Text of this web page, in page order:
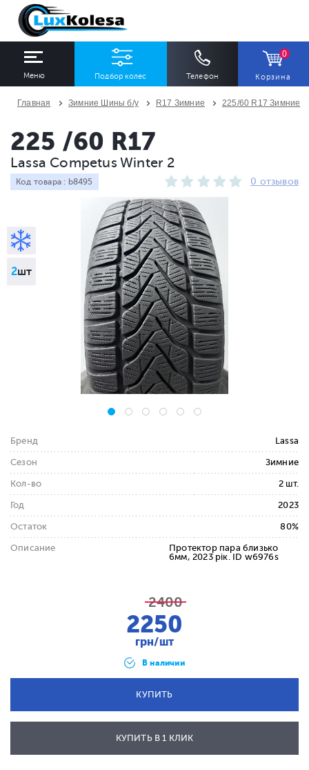
Меню Подбор колес Телефон
0
Корзина
Ширина
Все
Профиль
Все
Все
Количество
Все
ПОДОБРАТЬ
Главная Зимние Шины б/у R17 Зимние 225/60 R17 Зимние
2шт
225 /60 R17
Lassa Competus Winter 2
Код товара : b8495 0 отзывов
Бренд Lassa
Сезон Зимние
Кол-во 2 шт.
Год 2023
Остаток 80%
Описание
Протектор пара близько
6мм, 2023 рік. ID w6976s
2400
2250
грн/шт
В наличии
КУПИТЬ
ОТПРАВИТЬ
КУПИТЬ В 1 КЛИК